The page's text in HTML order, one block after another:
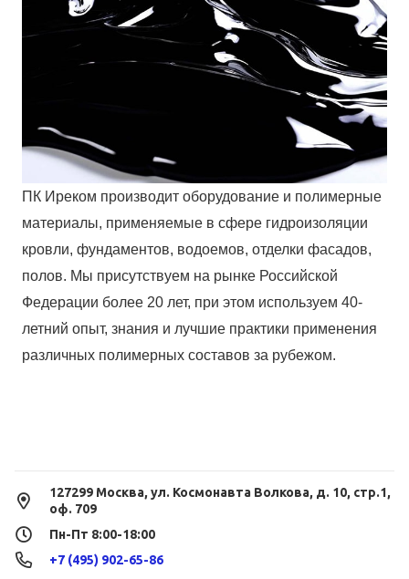
ПК Иреком производит оборудование и полимерные
материалы, применяемые в сфере гидроизоляции
кровли, фундаментов, водоемов, отделки фасадов,
полов. Мы присутствуем на рынке Российской
Федерации более 20 лет, при этом используем 40-
летний опыт, знания и лучшие практики применения
различных полимерных составов за рубежом.
127299 Москва, ул. Космонавта Волкова, д. 10, стр.1,
оф. 709
Пн-Пт 8:00-18:00
+7 (495) 902-65-86